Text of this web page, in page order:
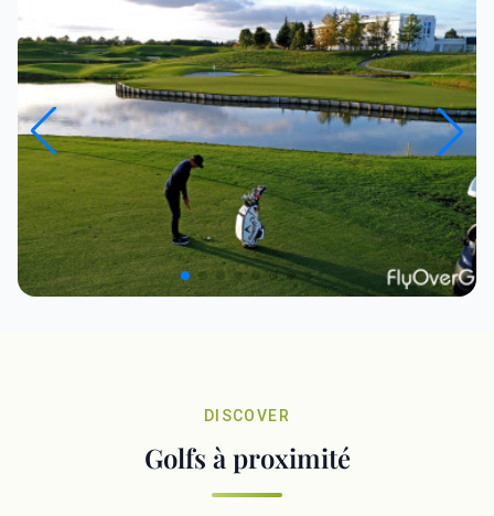
DISCOVER
Golfs à proximité